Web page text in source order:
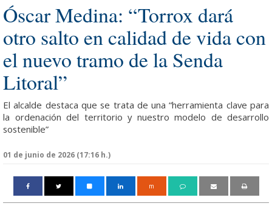
Óscar Medina: “Torrox dará
otro salto en calidad de vida con
el nuevo tramo de la Senda
Litoral”
El alcalde destaca que se trata de una “herramienta clave para
la ordenación del territorio y nuestro modelo de desarrollo
sostenible”
01 de junio de 2026 (17:16 h.)
m